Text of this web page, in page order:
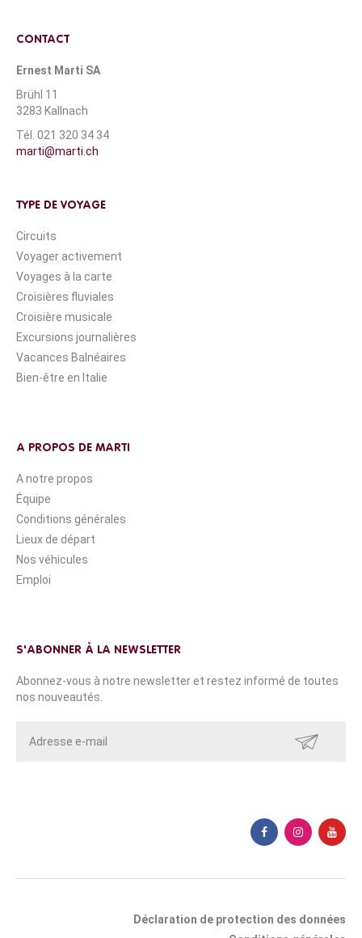
CONTACT
Ernest Marti SA
Brühl 11
3283 Kallnach
Tél. 021 320 34 34
marti@marti.ch
TYPE DE VOYAGE
Circuits
Voyager activement
Voyages à la carte
Croisières fluviales
Croisière musicale
Excursions journalières
Vacances Balnéaires
Bien-être en Italie
A PROPOS DE MARTI
A notre propos
Équipe
Conditions générales
Lieux de départ
Nos véhicules
Emploi
S'ABONNER À LA NEWSLETTER
Abonnez-vous à notre newsletter et restez informé de toutes
nos nouveautés.
ENVOYER
Déclaration de protection des données